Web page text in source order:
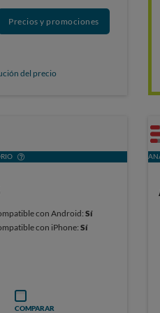
Precios y promociones
del precio
con Android:Sí
con iPhone:Sí
COMPARAR